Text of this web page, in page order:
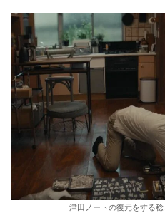
津田ノートの復元をする